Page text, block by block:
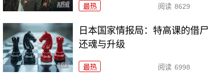
最热 阅读 8629
日本国家情报局：特高课的借尸
还魂与升级
最热 阅读 6998